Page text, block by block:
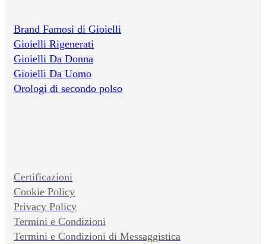
Brand Famosi di Gioielli
Gioielli Rigenerati
Gioielli Da Donna
Gioielli Da Uomo
Orologi di secondo polso
Certificazioni
Cookie Policy
Privacy Policy
Termini e Condizioni
Termini e Condizioni di Messaggistica